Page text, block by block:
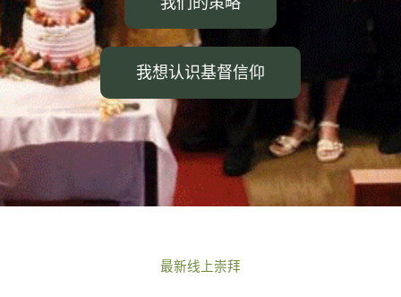
我想认识基督信仰
最新线上崇拜